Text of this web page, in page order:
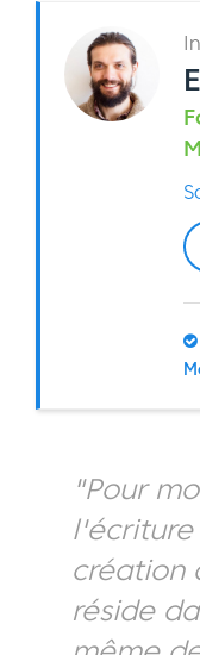
"Pour
l'écriture
création
réside